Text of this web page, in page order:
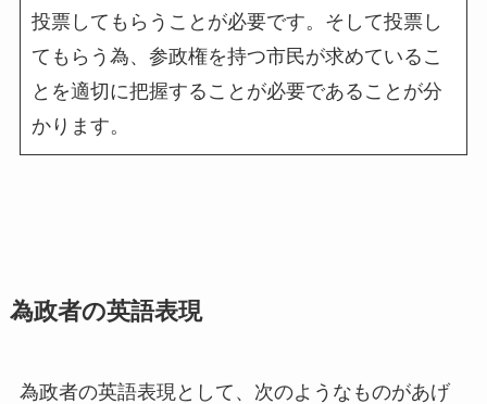
投票してもらうことが必要です。そして投票し
てもらう為、参政権を持つ市民が求めているこ
とを適切に把握することが必要であることが分
かります。
為政者の英語表現
為政者の英語表現として、次のようなものがあげ